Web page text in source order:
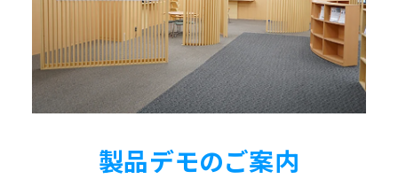
製品デモのご案内